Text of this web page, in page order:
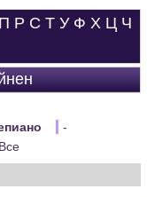
П Р С Т У Ф Х Ц Ч
-
Все